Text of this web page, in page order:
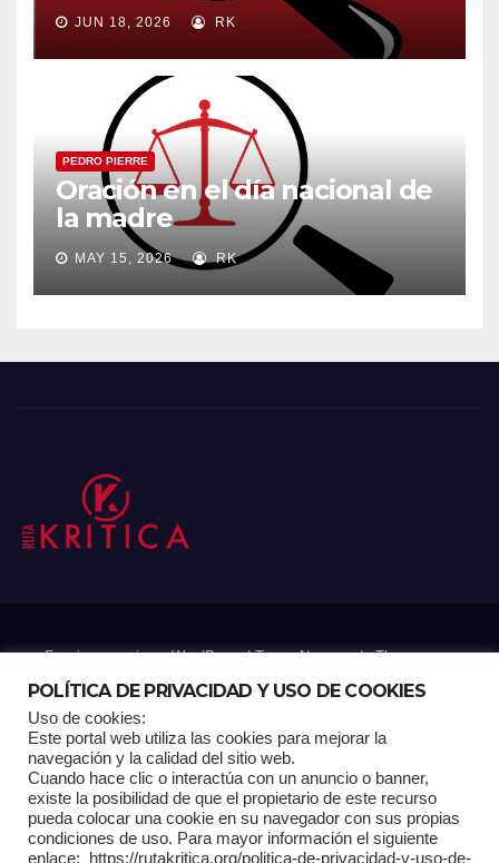
JUN 18, 2026 RK
PEDRO PIERRE
Oración en el día nacional de
la madre
MAY 15, 2026 RK
Funciona gracias a WordPress|Tema: Newsup deThemeansar
Home Análisis Carrito RK Contactos Documental Gracias !
Multimedia Página de ejemplo Pagina Principal Pago
POLÍTICA DE PRIVACIDAD Y USO DE COOKIES
Uso de cookies:
Este portal web utiliza las cookies para mejorar la
navegación y la calidad del sitio web.
Cuando hace clic o interactúa con un anuncio o banner,
existe la posibilidad de que el propietario de este recurso
pueda colocar una cookie en su navegador con sus propias
condiciones de uso. Para mayor información el siguiente
enlace: https://rutakritica.org/politica-de-privacidad-y-uso-de-